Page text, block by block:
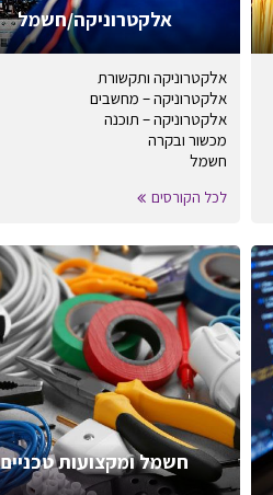
אלקטרוניקה/חשמל
אלקטרוניקה ותקשורת
אלקטרוניקה – מחשבים
אלקטרוניקה – תוכנה
מכשור ובקרה
חשמל
לכל הקורסים
חשמל ומקצועות טכניים